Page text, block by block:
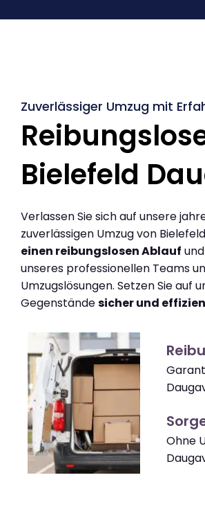
Zuverlässiger Umzug mit
Bielefeld
Verlassen Sie sich auf unsere
zuverlässigen Umzug von
einen reibungslosen Ablauf
unseres professionellen Teams
Umzugslösungen. Setzen Sie auf
Gegenständesicher und
Ohne